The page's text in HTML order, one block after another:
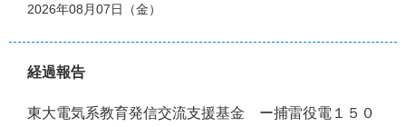
2026年08月07日（金）
経過報告
東大電気系教育発信交流支援基金 ー捕雷役電１５０